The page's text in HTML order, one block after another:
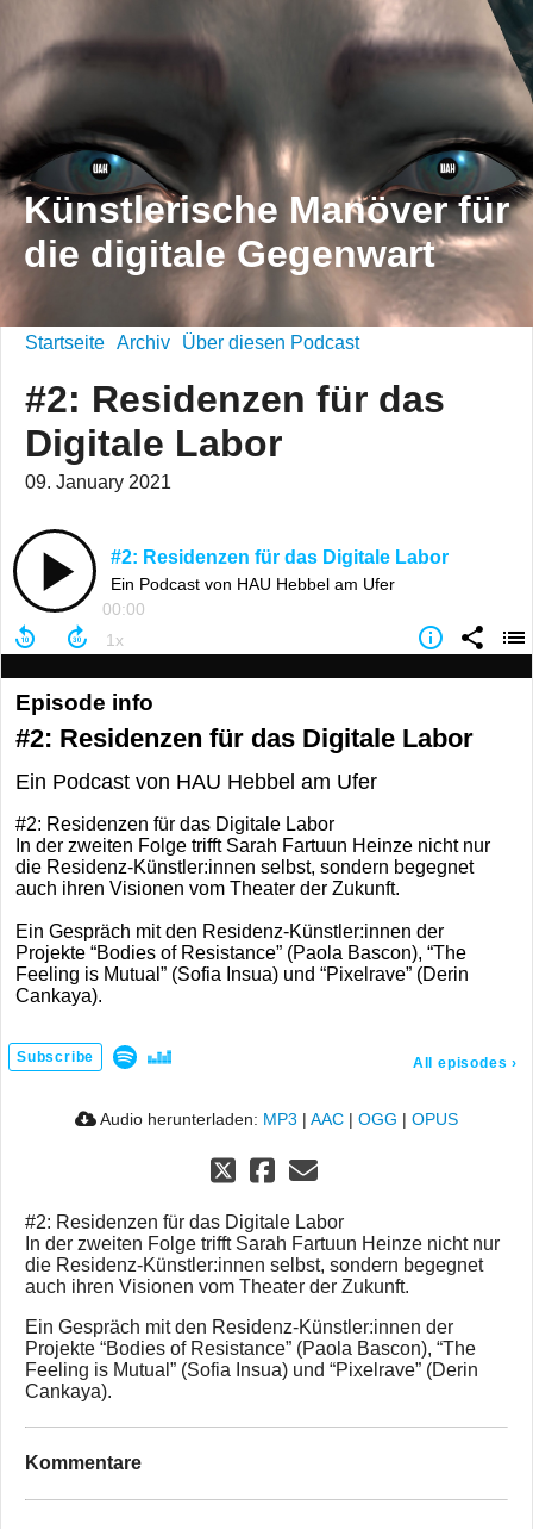
Künstlerische Manöver für
die digitale Gegenwart
Startseite Archiv Über diesen Podcast
#2: Residenzen für das
Digitale Labor
09. January 2021
#2: Residenzen für das Digitale Labor
Ein Podcast von HAU Hebbel am Ufer
00:00
Episode info
#2: Residenzen für das Digitale Labor
Ein Podcast von HAU Hebbel am Ufer
#2: Residenzen für das Digitale Labor
In der zweiten Folge trifft Sarah Fartuun Heinze nicht nur
die Residenz-Künstler:innen selbst, sondern begegnet
auch ihren Visionen vom Theater der Zukunft.
Ein Gespräch mit den Residenz-Künstler:innen der
Projekte “Bodies of Resistance” (Paola Bascon), “The
Feeling is Mutual” (Sofia Insua) und “Pixelrave” (Derin
Cankaya).
Subscribe All episodes ›
Audio herunterladen: MP3 | AAC | OGG | OPUS
#2: Residenzen für das Digitale Labor
In der zweiten Folge trifft Sarah Fartuun Heinze nicht nur
die Residenz-Künstler:innen selbst, sondern begegnet
auch ihren Visionen vom Theater der Zukunft.
Ein Gespräch mit den Residenz-Künstler:innen der
Projekte “Bodies of Resistance” (Paola Bascon), “The
Feeling is Mutual” (Sofia Insua) und “Pixelrave” (Derin
Cankaya).
Kommentare